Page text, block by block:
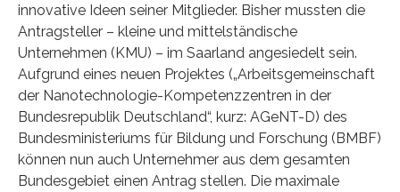
innovative Ideen seiner Mitglieder. Bisher mussten die
Antragsteller – kleine und mittelständische
Unternehmen (KMU) – im Saarland angesiedelt sein.
Aufgrund eines neuen Projektes („Arbeitsgemeinschaft
der Nanotechnologie-Kompetenzzentren in der
Bundesrepublik Deutschland“, kurz: AGeNT-D) des
Bundesministeriums für Bildung und Forschung (BMBF)
können nun auch Unternehmer aus dem gesamten
Bundesgebiet einen Antrag stellen. Die maximale